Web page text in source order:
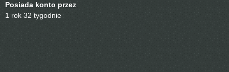
Posiada konto przez
1 rok 32 tygodnie